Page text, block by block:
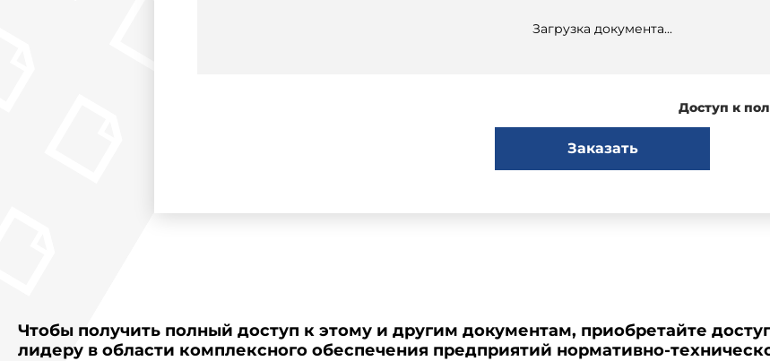
Загрузка документа...
Доступ к
Заказать
Чтобы получить полный доступ к этому и другим документам, приобретайте
лидеру в области комплексного обеспечения предприятий нормативно-